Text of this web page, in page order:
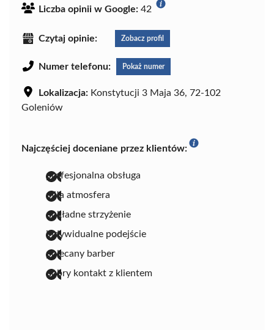
Liczba opinii w Google: 42
Czytaj opinie: Zobacz profil
Numer telefonu: Pokaż numer
Lokalizacja: Konstytucji 3 Maja 36, 72-102
Goleniów
Najczęściej doceniane przez klientów:
profesjonalna obsługa
miła atmosfera
dokładne strzyżenie
indywidualne podejście
polecany barber
dobry kontakt z klientem